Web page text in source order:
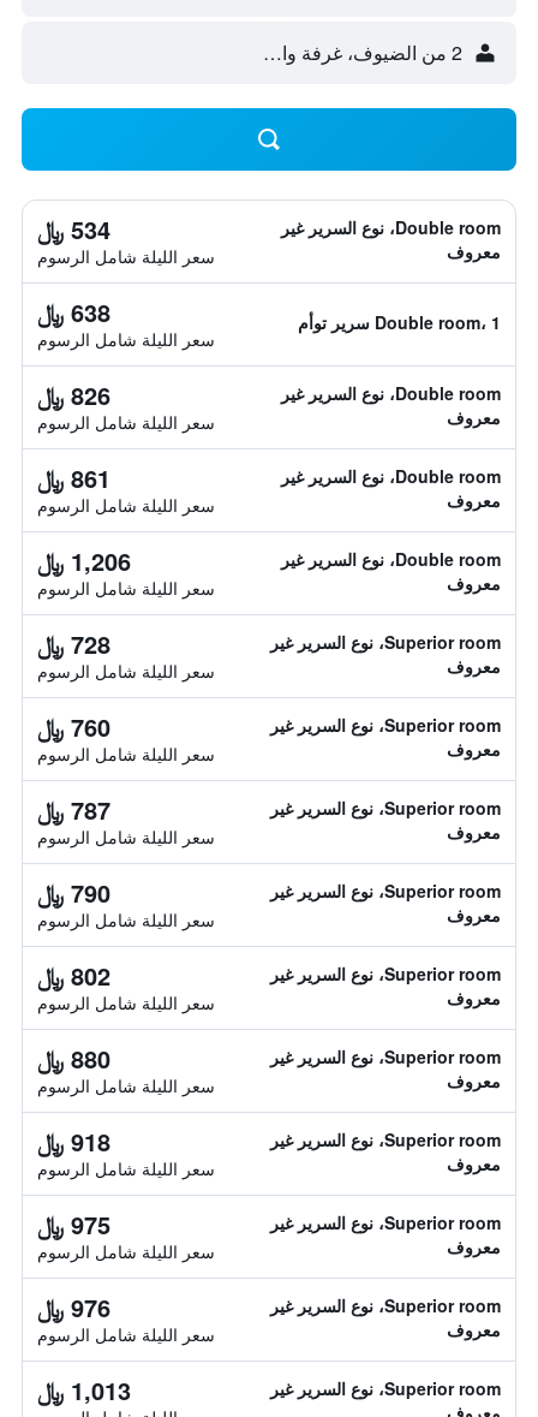
2 من الضيوف، غرفة واحدة
Double room، نوع السرير غير
معروف
534 ﷼
سعر الليلة شامل الرسوم
Double room، 1 سرير توأم 638 ﷼
سعر الليلة شامل الرسوم
Double room، نوع السرير غير
معروف
826 ﷼
سعر الليلة شامل الرسوم
Double room، نوع السرير غير
معروف
861 ﷼
سعر الليلة شامل الرسوم
Double room، نوع السرير غير
معروف
1,206 ﷼
سعر الليلة شامل الرسوم
Superior room، نوع السرير غير
معروف
728 ﷼
سعر الليلة شامل الرسوم
Superior room، نوع السرير غير
معروف
760 ﷼
سعر الليلة شامل الرسوم
Superior room، نوع السرير غير
معروف
787 ﷼
سعر الليلة شامل الرسوم
Superior room، نوع السرير غير
معروف
790 ﷼
سعر الليلة شامل الرسوم
Superior room، نوع السرير غير
معروف
802 ﷼
سعر الليلة شامل الرسوم
Superior room، نوع السرير غير
معروف
880 ﷼
سعر الليلة شامل الرسوم
Superior room، نوع السرير غير
معروف
918 ﷼
سعر الليلة شامل الرسوم
Superior room، نوع السرير غير
معروف
975 ﷼
سعر الليلة شامل الرسوم
Superior room، نوع السرير غير
معروف
976 ﷼
سعر الليلة شامل الرسوم
Superior room، نوع السرير غير
معروف
1,013 ﷼